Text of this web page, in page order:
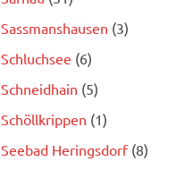
Sassmanshausen (3)
Schluchsee (6)
Schneidhain (5)
Schöllkrippen (1)
Seebad Heringsdorf(8)